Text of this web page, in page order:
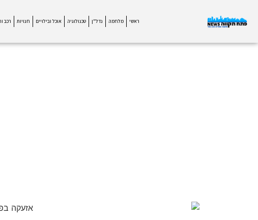
ראשי מלחמה נדל"ן טכנולוגיה אוכל ובילויים חנויות רכב